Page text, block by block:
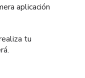
aplicación
tu